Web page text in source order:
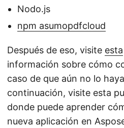
Nodo.js
npm asumopdfcloud
Después de eso, visite esta
información sobre cómo
caso de que aún no lo
continuación, visite esta
donde puede aprender
nueva aplicación en